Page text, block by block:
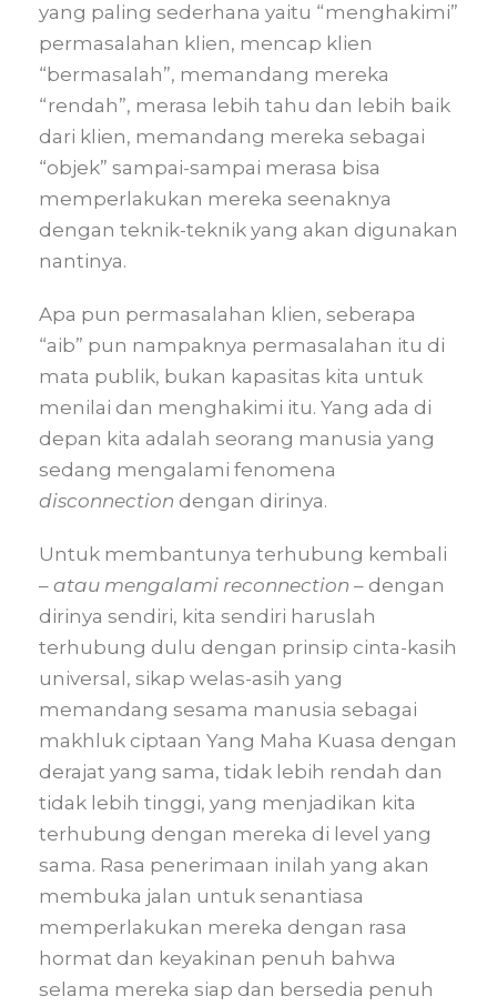
yang paling sederhana yaitu “menghakimi”
permasalahan klien, mencap klien
“bermasalah”, memandang mereka
“rendah”, merasa lebih tahu dan lebih baik
dari klien, memandang mereka sebagai
“objek” sampai-sampai merasa bisa
memperlakukan mereka seenaknya
dengan teknik-teknik yang akan digunakan
nantinya.
Apa pun permasalahan klien, seberapa
“aib” pun nampaknya permasalahan itu di
mata publik, bukan kapasitas kita untuk
menilai dan menghakimi itu. Yang ada di
depan kita adalah seorang manusia yang
sedang mengalami fenomena
disconnection dengan dirinya.
Untuk membantunya terhubung kembali
– atau mengalami reconnection – dengan
dirinya sendiri, kita sendiri haruslah
terhubung dulu dengan prinsip cinta-kasih
universal, sikap welas-asih yang
memandang sesama manusia sebagai
makhluk ciptaan Yang Maha Kuasa dengan
derajat yang sama, tidak lebih rendah dan
tidak lebih tinggi, yang menjadikan kita
terhubung dengan mereka di level yang
sama. Rasa penerimaan inilah yang akan
membuka jalan untuk senantiasa
memperlakukan mereka dengan rasa
hormat dan keyakinan penuh bahwa
selama mereka siap dan bersedia penuh